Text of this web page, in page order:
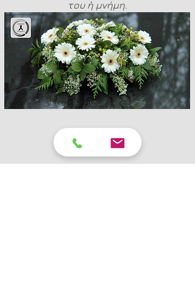
του ἡ μνήμη.